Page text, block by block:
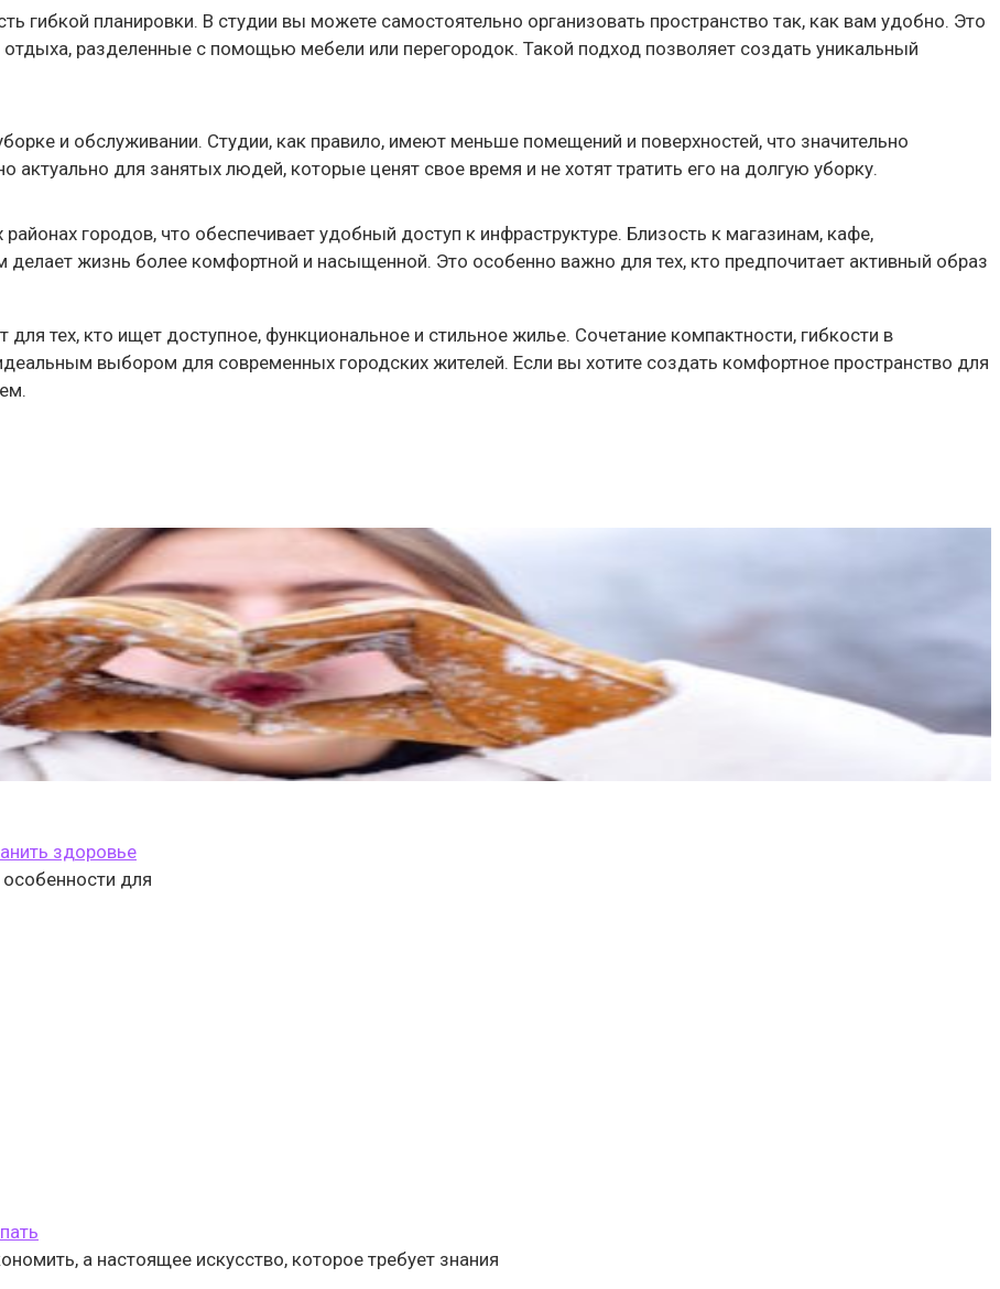
планировки. В студии вы можете самостоятельно организовать пространство так, как вам удобно. Это
разделенные с помощью мебели или перегородок. Такой подход позволяет создать уникальный
и обслуживании. Студии, как правило, имеют меньше помещений и поверхностей, что значительно
для занятых людей, которые ценят свое время и не хотят тратить его на долгую уборку.
городов, что обеспечивает удобный доступ к инфраструктуре. Близость к магазинам, кафе,
жизнь более комфортной и насыщенной. Это особенно важно для тех, кто предпочитает активный образ
тех, кто ищет доступное, функциональное и стильное жилье. Сочетание компактности, гибкости в
выбором для современных городских жителей. Если вы хотите создать комфортное пространство для
здоровье
для
а настоящее искусство, которое требует знания